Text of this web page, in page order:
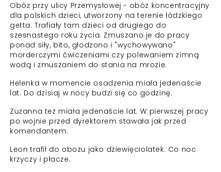
Obóz przy ulicy Przemysłowej - obóz koncentracyjny
dla polskich dzieci, utworzony na terenie łódzkiego
getta. Trafiały tam dzieci od drugiego do
szesnastego roku życia. Zmuszano je do pracy
ponad siły, bito, głodzono i "wychowywano"
morderczymi ćwiczeniami czy polewaniem zimną
wodą i zmuszaniem do stania na mrozie.
Helenka w momencie osadzenia miała jedenaście
lat. Do dzisiaj w nocy budzi się co godzinę.
Zuzanna też miała jedenaście lat. W pierwszej pracy
po wojnie przed dyrektorem stawała jak przed
komendantem.
Leon trafił do obozu jako dziewięciolatek. Co noc
krzyczy i płacze.